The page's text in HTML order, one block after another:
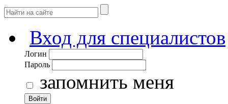
Вход для специалистов
Логин
Пароль
запомнить меня
Войти